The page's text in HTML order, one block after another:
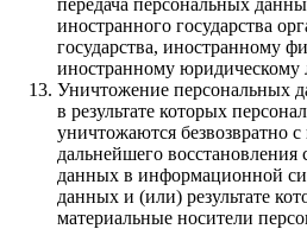
иностранного государства
государства, иностранному
иностранному юридическому
Уничтожение персональных
в результате которых
уничтожаются безвозвратно
дальнейшего
данных в информационной
данных и (или) результате
материальные носители